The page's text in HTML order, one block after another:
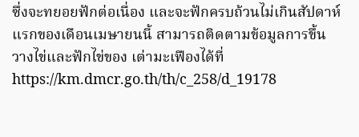
ซึ่งจะทยอยฟักต่อเนื่อง และจะฟักครบถ้วนไม่เกินสัปดาห์
แรกของเดือนเมษายนนี้ สามารถติดตามข้อมูลการขึ้น
วางไข่และฟักไข่ของ เต่ามะเฟืองได้ที่
https://km.dmcr.go.th/th/c_258/d_19178